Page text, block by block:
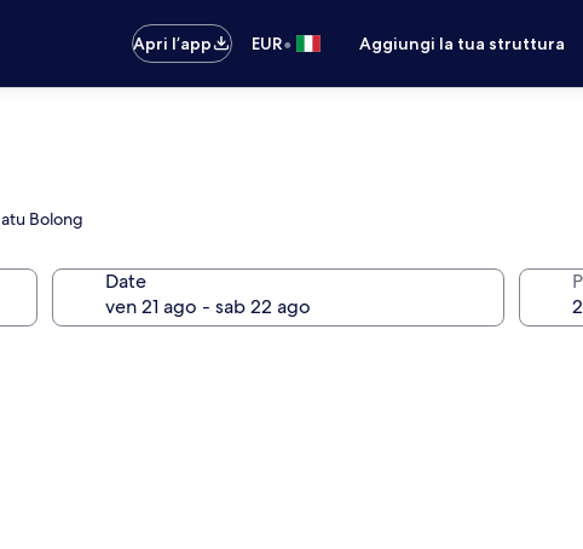
Apri l’app
EUR• Aggiungi la tua struttura
Bolong
Date